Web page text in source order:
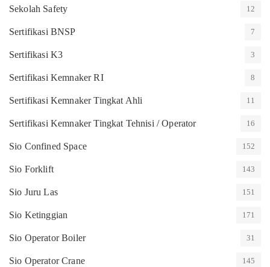
Sekolah Safety 12
Sertifikasi BNSP 7
Sertifikasi K3 3
Sertifikasi Kemnaker RI 8
Sertifikasi Kemnaker Tingkat Ahli 11
Sertifikasi Kemnaker Tingkat Tehnisi / Operator 16
Sio Confined Space 152
Sio Forklift 143
Sio Juru Las 151
Sio Ketinggian 171
Sio Operator Boiler 31
Sio Operator Crane 145